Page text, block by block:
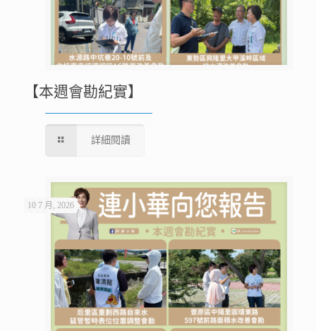
【本週會勘紀實】
詳細閱讀
10 7 月, 2026